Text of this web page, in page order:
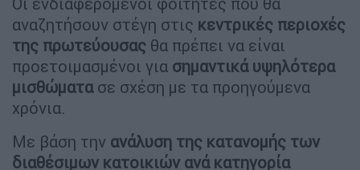
αναζητήσουν στέγη στις κεντρικές περιοχές
της πρωτεύουσας θα πρέπει να είναι
προετοιμασμένοι για σημαντικά υψηλότερα
μισθώματασε σχέση με τα προηγούμενα
χρόνια.
Με βάση την ανάλυση της κατανομής των
διαθέσιμων κατοικιών ανά κατηγορία